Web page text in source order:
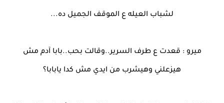
لشباب العيله ع الموقف الجميل ده...
ميرو : قعدت ع طرف السرير..وقالت بحب..بابا آدم مش
هيزعلني وهيشرب من ايدي مش كدا يابابا؟